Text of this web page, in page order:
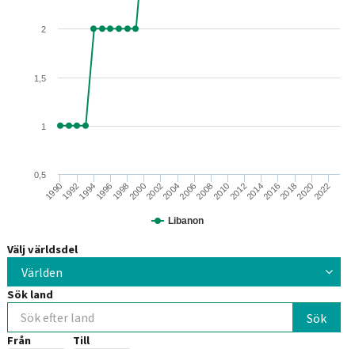
Libanon
19901992199419961998200020022004200620082010201220142016201820202022
0,5
1
1,5
2
Välj världsdel
Världen
Sök land
Från Till